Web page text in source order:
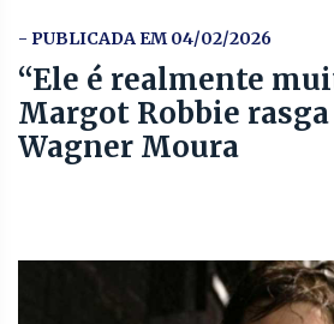
- PUBLICADA EM 04/02/2026
“Ele é realmente
Margot Robbie
Wagner Moura